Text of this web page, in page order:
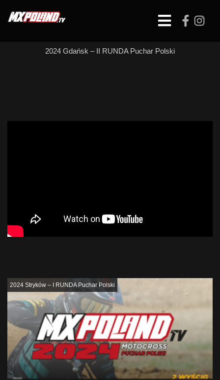
Open
2024 Gdańsk – II RUNDA Puchar Polski
2024 Stryków – I RUNDA Puchar Polski